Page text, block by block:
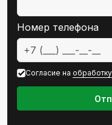
Номер телефона
Согласие на